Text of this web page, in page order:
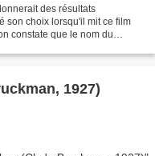
des résultats
son choix lorsqu'il mit ce film
constate que le nom du
1927)